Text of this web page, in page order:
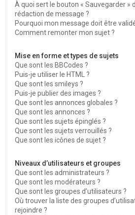
À quoi sert le bouton « Sauvegarder »
rédaction de message ?
Pourquoi mon message doit être
Comment remonter mon sujet ?
Mise en forme et types de sujets
Que sont les BBCodes ?
Puis-je utiliser le HTML ?
Que sont les smileys ?
Puis-je publier des images ?
Que sont les annonces globales ?
Que sont les annonces ?
Que sont les sujets épinglés ?
Que sont les sujets verrouillés ?
Que sont les icônes de sujet ?
Niveaux d’utilisateurs et groupes
Que sont les administrateurs ?
Que sont les modérateurs ?
Que sont les groupes d’utilisateurs ?
Où trouver la liste des groupes
rejoindre ?